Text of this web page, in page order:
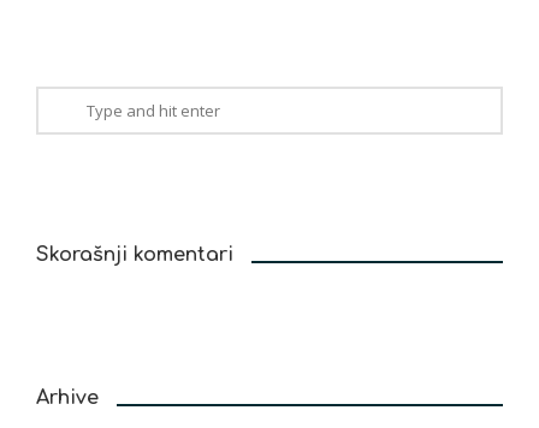
Skorašnji komentari
Arhive